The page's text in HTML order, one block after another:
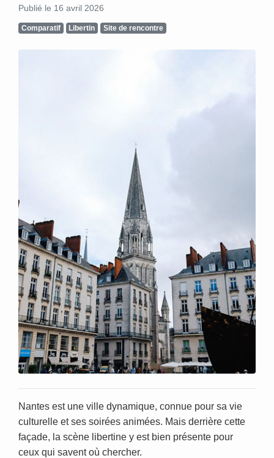
Publié le 16 avril 2026
Comparatif Libertin Site de rencontre
Nantes est une ville dynamique, connue pour sa vie
culturelle et ses soirées animées. Mais derrière cette
façade, la scène libertine y est bien présente pour
ceux qui savent où chercher.